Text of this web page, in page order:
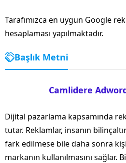
Tarafımızca en uygun Google
hesaplaması yapılmaktadır.
Başlık Metni
Camlidere
Dijital pazarlama kapsamında
tutar. Reklamlar, insanın
fark edilmese bile daha sonra
markanın kullanılmasını sağlar.